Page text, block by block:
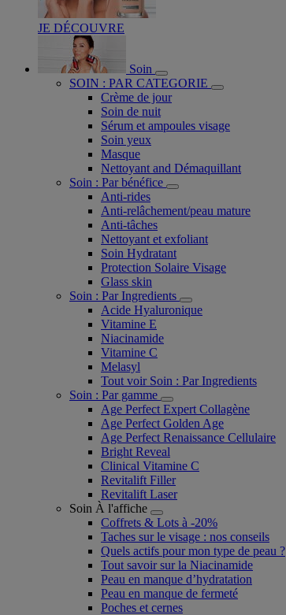
JE DÉCOUVRE
Soin
SOIN : PAR CATEGORIE
Crème de jour
Soin de nuit
Sérum et ampoules visage
Soin yeux
Masque
Nettoyant and Démaquillant
Soin : Par bénéfice
Anti-rides
Anti-relâchement/peau mature
Anti-tâches
Nettoyant et exfoliant
Soin Hydratant
Protection Solaire Visage
Glass skin
Soin : Par Ingredients
Acide Hyaluronique
Vitamine E
Niacinamide
Vitamine C
Melasyl
Tout voir Soin : Par Ingredients
Soin : Par gamme
Age Perfect Expert Collagène
Age Perfect Golden Age
Age Perfect Renaissance Cellulaire
Bright Reveal
Clinical Vitamine C
Revitalift Filler
Revitalift Laser
Soin À l'affiche
Coffrets & Lots à -20%
Taches sur le visage : nos conseils
Quels actifs pour mon type de peau ?
Tout savoir sur la Niacinamide​
Peau en manque d’hydratation
Peau en manque de fermeté
Poches et cernes